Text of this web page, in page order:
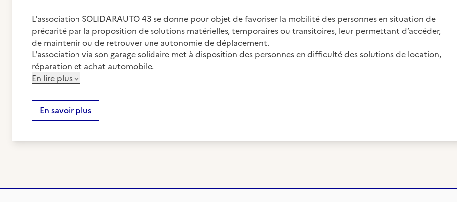
L'association SOLIDARAUTO 43 se donne pour objet de favoriser la mobilité des personnes en situation de
précarité par la proposition de solutions matérielles, temporaires ou transitoires, leur permettant d’accéder,
de maintenir ou de retrouver une autonomie de déplacement.
L'association via son garage solidaire met à disposition des personnes en difficulté des solutions de location,
réparation et achat automobile.
En lire plus
En savoir plus